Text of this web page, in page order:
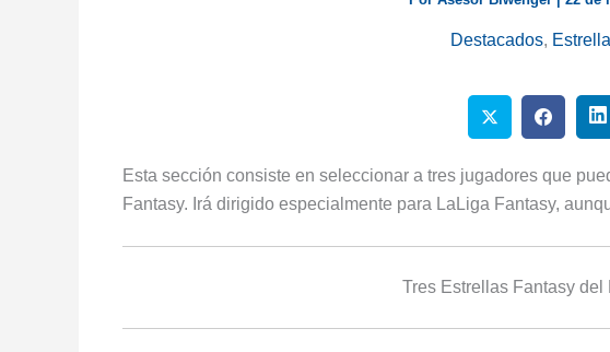
Destacados,
Esta sección consiste en seleccionar a tres jugadores que
Fantasy. Irá dirigido especialmente para LaLiga Fantasy,
Tres Estrellas Fantasy del